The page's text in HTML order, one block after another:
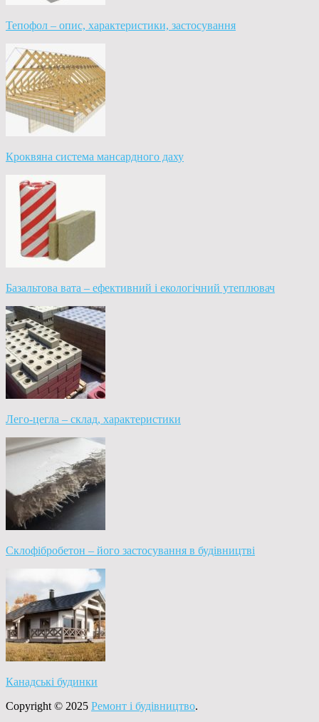
Тепофол – опис, характеристики, застосування
Кроквяна система мансардного даху
Базальтова вата – ефективний і екологічний утеплювач
Лего-цегла – склад, характеристики
Склофібробетон – його застосування в будівництві
Канадські будинки
Copyright © 2025 Ремонт і будівництво.